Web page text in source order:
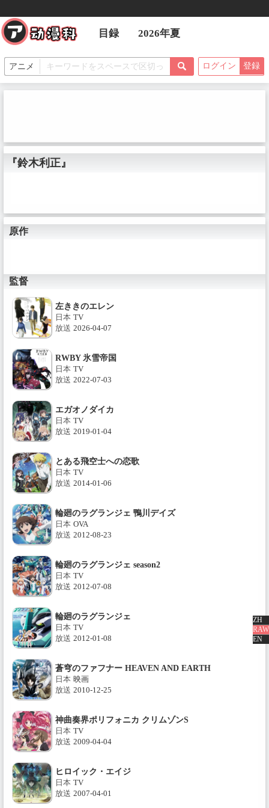
目録 2026年夏
ログイン 登録
ZH
RAW
EN
『鈴木利正』
原作
監督
左ききのエレン
日本 TV
放送 2026-04-07
RWBY 氷雪帝国
日本 TV
放送 2022-07-03
エガオノダイカ
日本 TV
放送 2019-01-04
とある飛空士への恋歌
日本 TV
放送 2014-01-06
輪廻のラグランジェ 鴨川デイズ
日本 OVA
放送 2012-08-23
輪廻のラグランジェ season2
日本 TV
放送 2012-07-08
輪廻のラグランジェ
日本 TV
放送 2012-01-08
蒼穹のファフナー HEAVEN AND EARTH
日本 映画
放送 2010-12-25
神曲奏界ポリフォニカ クリムゾンS
日本 TV
放送 2009-04-04
ヒロイック・エイジ
日本 TV
放送 2007-04-01